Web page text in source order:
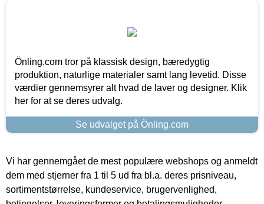
Önling.com tror på klassisk design, bæredygtig
produktion, naturlige materialer samt lang levetid. Disse
værdier gennemsyrer alt hvad de laver og designer. Klik
her for at se deres udvalg.
Se udvalget på Önling.com
Vi har gennemgået de mest populære webshops og anmeldt
dem med stjerner fra 1 til 5 ud fra bl.a. deres prisniveau,
sortimentstørrelse, kundeservice, brugervenlighed,